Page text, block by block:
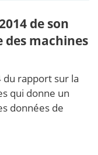
de son
machines
du rapport sur la
qui donne un
données de